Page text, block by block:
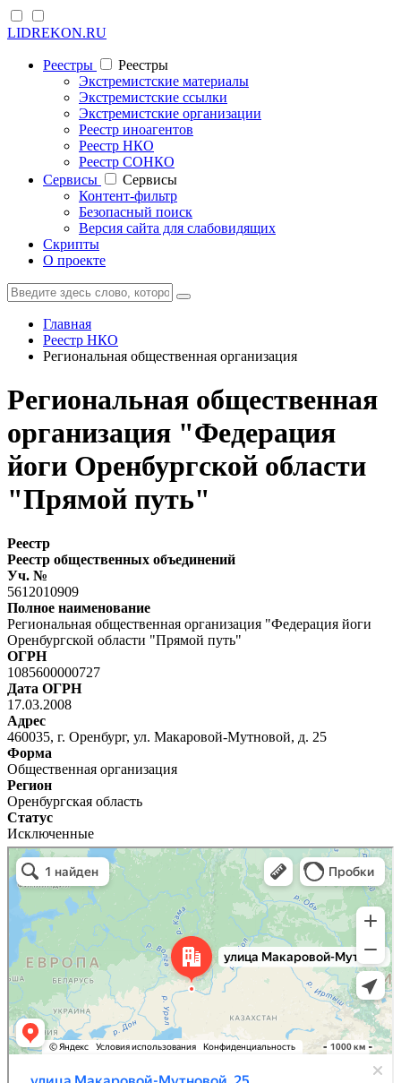
LIDREKON.RU
Реестры
Реестры
Экстремистские материалы
Экстремистские ссылки
Экстремистские организации
Реестр иноагентов
Реестр НКО
Реестр СОНКО
Cервисы
Cервисы
Контент-фильтр
Безопасный поиск
Версия сайта для слабовидящих
Скрипты
О проекте
Главная
Реестр НКО
Региональная общественная организация
Региональная общественная
организация "Федерация
йоги Оренбургской области
"Прямой путь"
Реестр
Реестр общественных объединений
Уч. №
5612010909
Полное наименование
Региональная общественная организация "Федерация йоги
Оренбургской области "Прямой путь"
ОГРН
1085600000727
Дата ОГРН
17.03.2008
Адрес
460035, г. Оренбург, ул. Макаровой-Мутновой, д. 25
Форма
Общественная организация
Регион
Оренбургская область
Статус
Исключенные